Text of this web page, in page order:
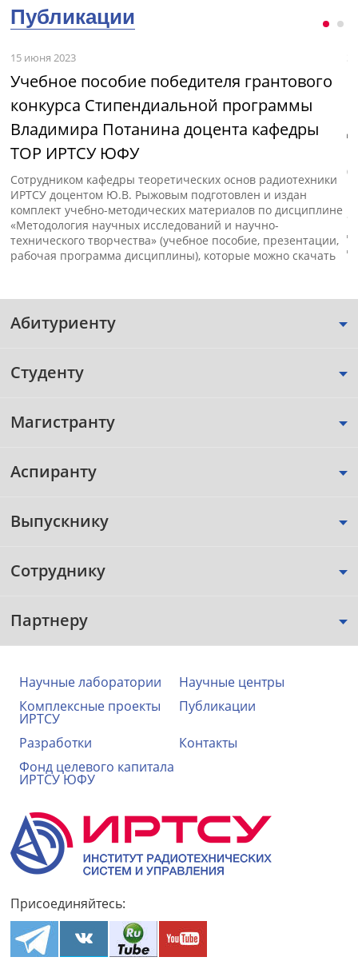
Публикации
15 июня 2023
Учебное пособие победителя грантового
конкурса Стипендиальной программы
Владимира Потанина доцента кафедры
ТОР ИРТСУ ЮФУ
Сотрудником кафедры теоретических основ радиотехники
ИРТСУ доцентом Ю.В. Рыжовым подготовлен и издан
комплект учебно-методических материалов по дисциплине
«Методология научных исследований и научно-
технического творчества» (учебное пособие, презентации,
рабочая программа дисциплины), которые можно скачать
3
Абитуриенту
Студенту
Магистранту
Аспиранту
Выпускнику
Сотруднику
Партнеру
Научные лаборатории
Научные центры
Комплексные проекты
ИРТСУ
Публикации
Разработки
Контакты
Фонд целевого капитала
ИРТСУ ЮФУ
Присоединяйтесь: